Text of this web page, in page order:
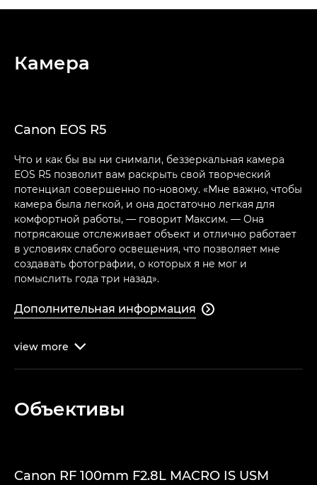
Камера
Canon EOS R5
Что и как бы вы ни снимали, беззеркальная камера
EOS R5 позволит вам раскрыть свой творческий
потенциал совершенно по-новому. «Мне важно, чтобы
камера была легкой, и она достаточно легкая для
комфортной работы, — говорит Максим. — Она
потрясающе отслеживает объект и отлично работает
в условиях слабого освещения, что позволяет мне
создавать фотографии, о которых я не мог и
помыслить года три назад».
Дополнительная информация 
view more 
Объективы
Canon RF 100mm F2.8L MACRO IS USM